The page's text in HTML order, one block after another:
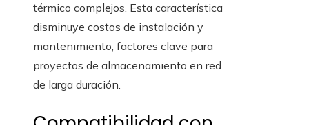
térmico complejos. Esta característica
disminuye costos de instalación y
mantenimiento, factores clave para
proyectos de almacenamiento en red
de larga duración.